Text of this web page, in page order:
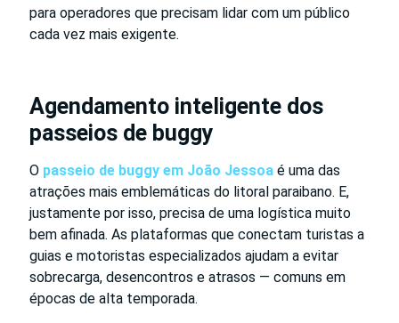
para operadores que precisam lidar com um público
cada vez mais exigente.
Agendamento inteligente dos
passeios de buggy
O passeio de buggy em João Jessoa é uma das
atrações mais emblemáticas do litoral paraibano. E,
justamente por isso, precisa de uma logística muito
bem afinada. As plataformas que conectam turistas a
guias e motoristas especializados ajudam a evitar
sobrecarga, desencontros e atrasos — comuns em
épocas de alta temporada.